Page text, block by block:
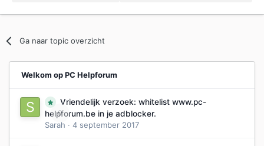
Ga naar topic overzicht
Welkom op PC Helpforum
0
Vriendelijk verzoek: whitelist www.pc-
helpforum.be in je adblocker.
Sarah · 4 september 2017